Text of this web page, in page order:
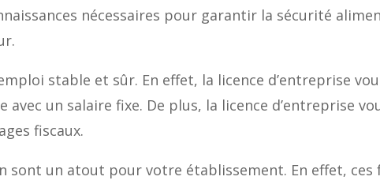
nécessaires pour garantir la sécurité
stable et sûr. En effet, la licence d’entreprise
un salaire fixe. De plus, la licence d’entreprise
fiscaux.
sont un atout pour votre établissement. En effet,